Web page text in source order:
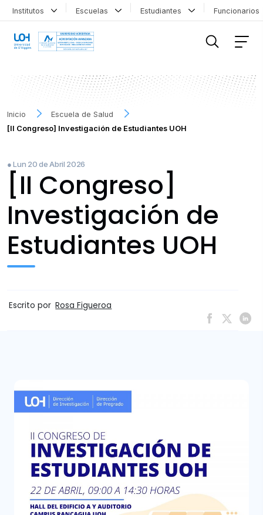
Institutos Escuelas Estudiantes
Inicio
Escuela de Salud
[II Congreso] Investigación de Estudiantes UOH
● Lun 20 de Abril 2026
[II Congreso]
Investigación de
Estudiantes UOH
Escrito por Rosa Figueroa